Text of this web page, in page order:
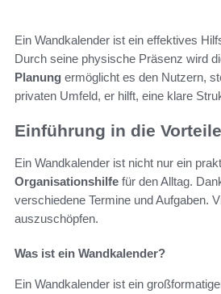
Ein Wandkalender ist ein effektives
Durch seine physische Präsenz wird
Planung ermöglicht es den Nutzern,
privaten Umfeld, er hilft, eine klare
Einführung in die
Ein Wandkalender ist nicht nur ein
Organisationshilfe für den Alltag.
verschiedene Termine und Aufgaben.
auszuschöpfen.
Was ist ein Wandkalender?
Ein Wandkalender ist ein